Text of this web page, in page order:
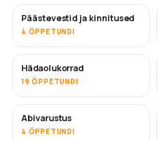
Päästevestid ja kinnitused
4 ÕPPETUNDI
Hädaolukorrad
19 ÕPPETUNDI
Abivarustus
4 ÕPPETUNDI